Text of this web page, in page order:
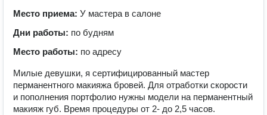
Место приема: У мастера в салоне
Дни работы: по будням
Место работы: по адресу
Милые девушки, я сертифицированный мастер
перманентного макияжа бровей. Для отработки скорости
и пополнения портфолио нужны модели на перманентный
макияж губ. Время процедуры от 2- до 2,5 часов.